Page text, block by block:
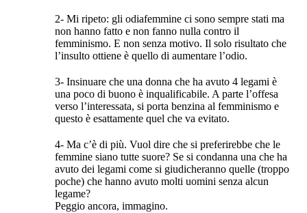
2- Mi ripeto: gli odiafemmine ci sono sempre stati ma
non hanno fatto e non fanno nulla contro il
femminismo. E non senza motivo. Il solo risultato che
l’insulto ottiene è quello di aumentare l’odio.
3- Insinuare che una donna che ha avuto 4 legami è
una poco di buono è inqualificabile. A parte l’offesa
verso l’interessata, si porta benzina al femminismo e
questo è esattamente quel che va evitato.
4- Ma c’è di più. Vuol dire che si preferirebbe che le
femmine siano tutte suore? Se si condanna una che ha
avuto dei legami come si giudicheranno quelle (troppo
poche) che hanno avuto molti uomini senza alcun
legame?
Peggio ancora, immagino.